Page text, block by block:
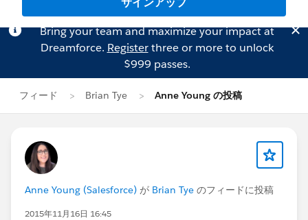
Bring your team and maximize your impact at
Dreamforce. Registerthree or more to unlock
$999 passes.
フィード Brian Tye Anne Young の投稿
Anne Young (Salesforce) が Brian Tye のフィードに投稿
2015年11月16日 16:45